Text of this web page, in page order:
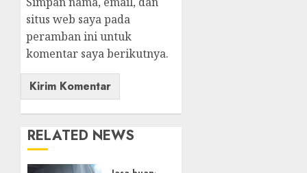
situs web saya pada
peramban ini untuk
komentar saya berikutnya.
RELATED NEWS